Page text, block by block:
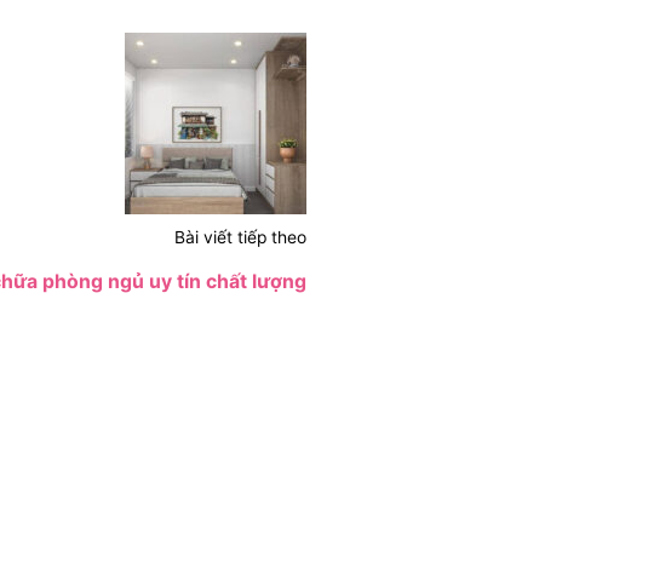
Bài viết tiếp theo
phòng ngủ uy tín chất lượng